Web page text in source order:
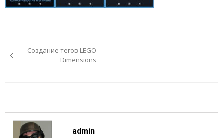
записям
Создание тегов LEGO
Dimensions
admin